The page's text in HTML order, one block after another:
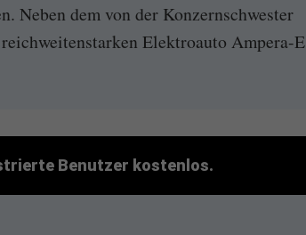
Neben dem von der Konzernschwester
Elektroauto Ampera-E
Benutzer kostenlos.